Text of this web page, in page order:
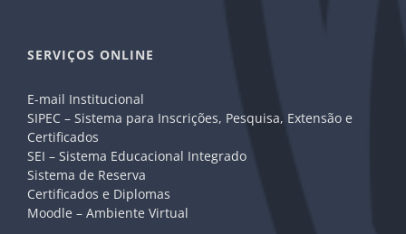
SERVIÇOS ONLINE
E-mail Institucional
SIPEC – Sistema para Inscrições, Pesquisa, Extensão e
Certificados
SEI – Sistema Educacional Integrado
Sistema de Reserva
Certificados e Diplomas
Moodle – Ambiente Virtual